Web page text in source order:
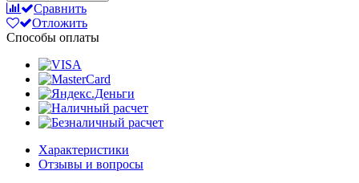
Сравнить
Отложить
Способы оплаты
Характеристики
Отзывы и вопросы